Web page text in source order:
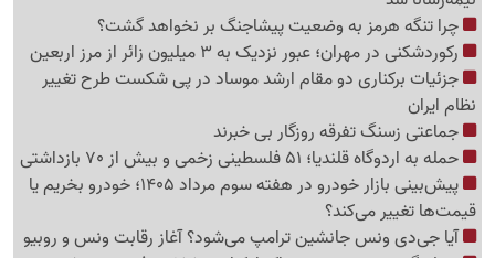
چرا تنگه هرمز به وضعیت پیشاجنگ بر نخواهد گشت؟
رکوردشکنی در مهران؛ عبور نزدیک به 3 میلیون زائر از مرز اربعین
جزئیات برکناری دو مقام ارشد موساد در پی شکست طرح تغییر
نظام ایران
جماعتی زسنگ تفرقه روزگار بی خبرند
حمله به اردوگاه قلندیا؛ 51 فلسطینی زخمی و بیش از 70 بازداشتی
پیش‌بینی بازار خودرو در هفته سوم مرداد 1405؛ خودرو بخریم یا
قیمت‌ها تغییر می‌کند؟
آیا جی‌دی ونس جانشین ترامپ می‌شود؟ آغاز رقابت ونس و روبیو